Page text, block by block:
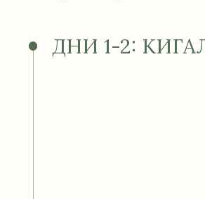
ДНИ 1-2: